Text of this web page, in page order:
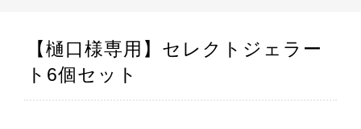
【樋口様専用】セレクトジェラー
ト6個セット